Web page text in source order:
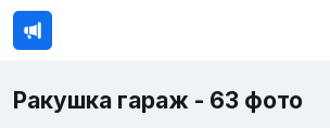
Ракушка гараж - 63 фото